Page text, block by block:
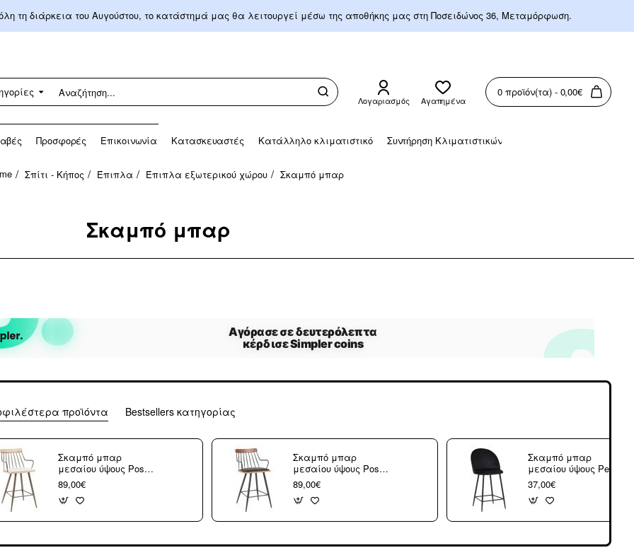
τη διάρκεια του Αυγούστου, το κατάστημά μας θα λειτουργεί μέσω της αποθήκης μας στη Ποσειδώνος 36, Μεταμόρφωση.
Λογαριασμός Αγαπημένα
0 προϊόν(τα) - 0,00€
Προσφορές Επικοινωνία Κατασκευαστές Κατάλληλο κλιματιστικό Συντήρηση Κλιματιστικών
Σκαμπό μπαρ
Σπίτι - Κήπος Έπιπλα Έπιπλα εξωτερικού χώρου Σκαμπό μπαρ
προϊόντα Bestsellers κατηγορίας
Σκαμπό μπαρ
μεσαίου ύψους Posse
pakoworld μέταλλο
μπρονζε-white wash
ξύλο-μπεζ ύφασμα
89,00€
Σκαμπό μπαρ
μεσαίου ύψους Posse
pakoworld μέταλλο
μαύρο-καρυδί ξύλο-
μαύρο pu
89,00€
Σκαμπό μπαρ
μεσαίου ύψους Perch
pakoworld βελούδο σε
μαύρη απόχρωση με
μαύρα μεταλλικά
37,00€